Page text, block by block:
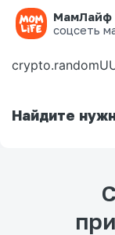
МамЛайф
соцсеть
Ошибка
Найдите